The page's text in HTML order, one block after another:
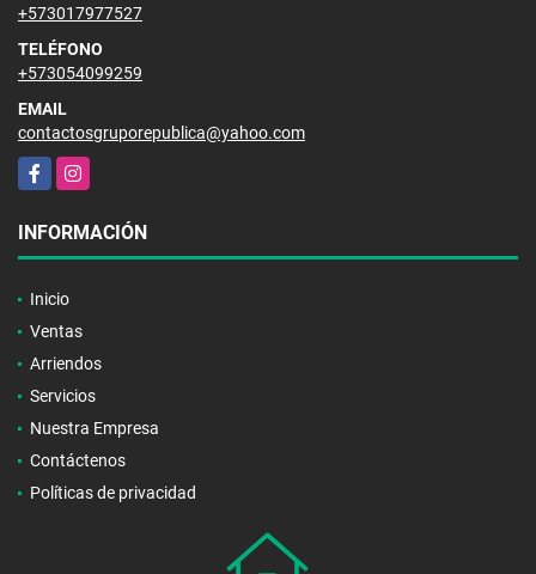
+573017977527
TELÉFONO
+573054099259
EMAIL
contactosgruporepublica@yahoo.com
FacebookInstagram
INFORMACIÓN
Inicio
Ventas
Arriendos
Servicios
Nuestra Empresa
Contáctenos
Políticas de privacidad